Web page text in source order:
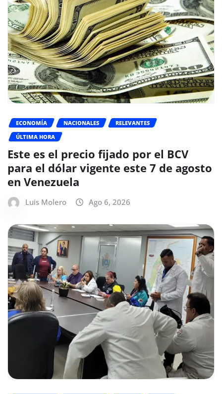
ECONOMÍA NACIONALES
RELEVANTES
ÚLTIMA HORA
Este es el precio fijado por el BCV
para el dólar vigente este 7 de agosto
en Venezuela
Luis Molero Ago 6, 2026